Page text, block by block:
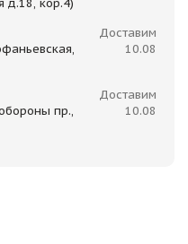
д.18, кор.4)
Доставим
10.08
пр.,
Доставим
10.08